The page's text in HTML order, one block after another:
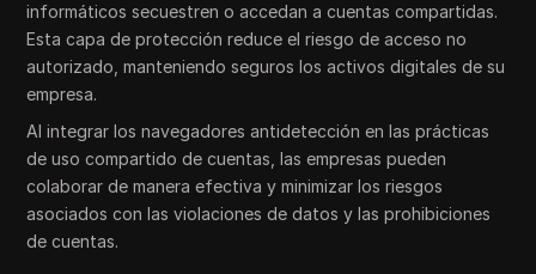
informáticos secuestren o accedan a cuentas compartidas.
Esta capa de protección reduce el riesgo de acceso no
autorizado, manteniendo seguros los activos digitales de su
empresa.
Al integrar los navegadores antidetección en las prácticas
de uso compartido de cuentas, las empresas pueden
colaborar de manera efectiva y minimizar los riesgos
asociados con las violaciones de datos y las prohibiciones
de cuentas.